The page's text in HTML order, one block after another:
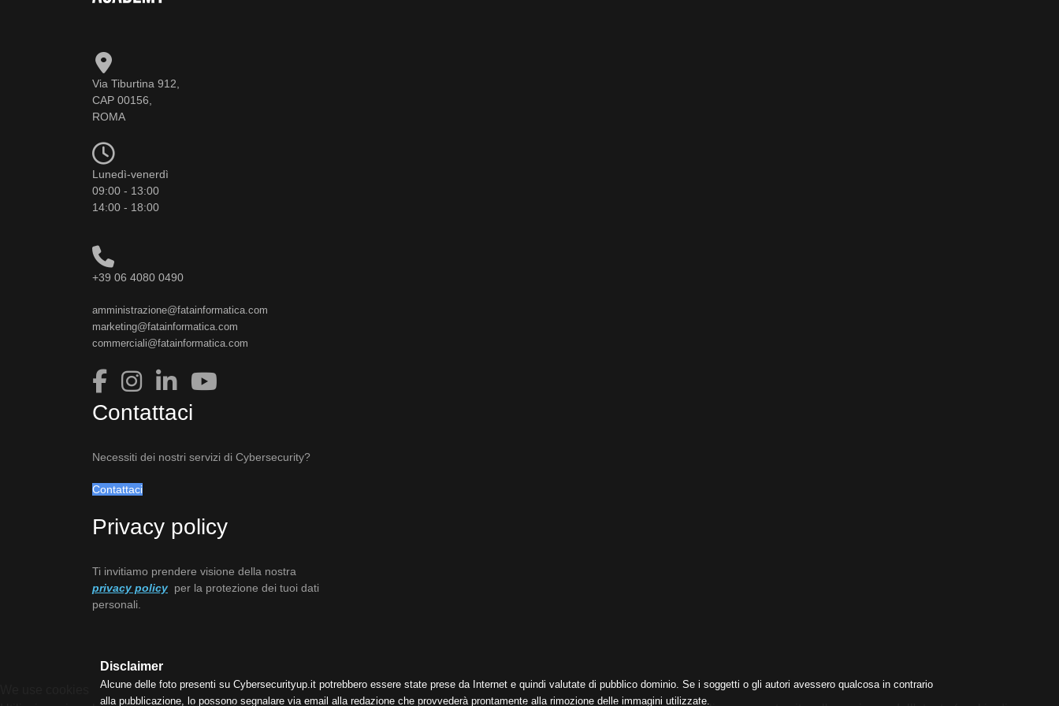
Via Tiburtina 912,
CAP 00156,
ROMA
Lunedì-venerdì
09:00 - 13:00
14:00 - 18:00
+39 06 4080 0490
amministrazione@fatainformatica.com
marketing@fatainformatica.com
commerciali@fatainformatica.com
Contattaci
Necessiti dei nostri servizi di Cybersecurity?
Contattaci
Privacy policy
Ti invitiamo prendere visione della nostra
privacy policy per la protezione dei tuoi dati
personali.
Disclaimer
Alcune delle foto presenti su Cybersecurityup.it potrebbero essere state prese da Internet e quindi valutate di pubblico dominio. Se i soggetti o gli autori avessero qualcosa in contrario
alla pubblicazione, lo possono segnalare via email alla redazione che provvederà prontamente alla rimozione delle immagini utilizzate.